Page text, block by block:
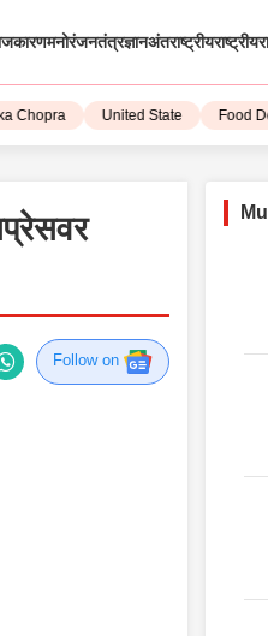
मनोरंजनतंत्रज्ञानअंतराष्ट्रीयराष्ट्रीय
United State Food
Follow on